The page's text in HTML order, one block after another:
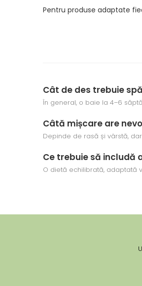
Pentru produse adaptate
Cât de des trebuie
În general, o baie la 4–6
Câtă mișcare are
Depinde de rasă și vârstă,
Ce trebuie să includă
O dietă echilibrată, adaptată